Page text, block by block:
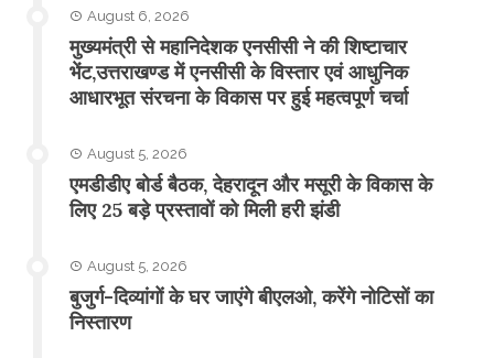
August 6, 2026
मुख्यमंत्री से महानिदेशक एनसीसी ने की शिष्टाचार
भेंट,उत्तराखण्ड में एनसीसी के विस्तार एवं आधुनिक
आधारभूत संरचना के विकास पर हुई महत्वपूर्ण चर्चा
August 5, 2026
एमडीडीए बोर्ड बैठक, देहरादून और मसूरी के विकास के
लिए 25 बड़े प्रस्तावों को मिली हरी झंडी
August 5, 2026
बुजुर्ग-दिव्यांगों के घर जाएंगे बीएलओ, करेंगे नोटिसों का
निस्तारण